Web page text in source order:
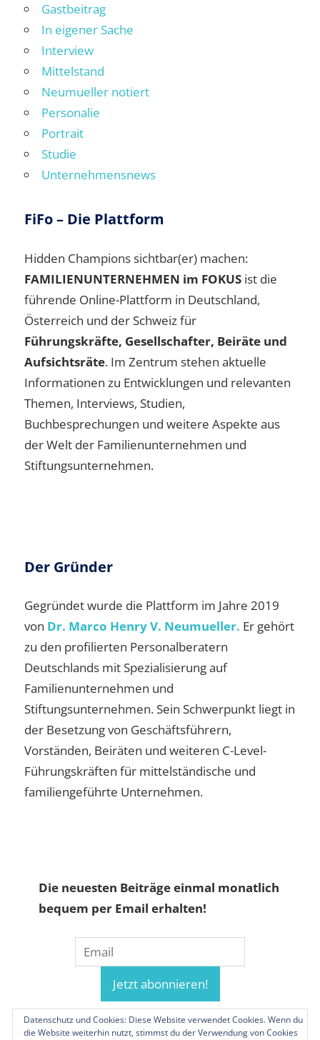
Gastbeitrag
In eigener Sache
Interview
Mittelstand
Neumueller notiert
Personalie
Portrait
Studie
Unternehmensnews
FiFo – Die Plattform
Hidden Champions sichtbar(er) machen:
FAMILIENUNTERNEHMEN im FOKUS ist die
führende Online-Plattform in Deutschland,
Österreich und der Schweiz für
Führungskräfte, Gesellschafter, Beiräte und
Aufsichtsräte. Im Zentrum stehen aktuelle
Informationen zu Entwicklungen und relevanten
Themen, Interviews, Studien,
Buchbesprechungen und weitere Aspekte aus
der Welt der Familienunternehmen und
Stiftungsunternehmen.
Der Gründer
Gegründet wurde die Plattform im Jahre 2019
von Dr. Marco Henry V. Neumueller. Er gehört
zu den profilierten Personalberatern
Deutschlands mit Spezialisierung auf
Familienunternehmen und
Stiftungsunternehmen. Sein Schwerpunkt liegt in
der Besetzung von Geschäftsführern,
Vorständen, Beiräten und weiteren C-Level-
Führungskräften für mittelständische und
familiengeführte Unternehmen.
Die neuesten Beiträge einmal monatlich
bequem per Email erhalten!
Datenschutz und Cookies: Diese Website verwendet Cookies. Wenn du
die Website weiterhin nutzt, stimmst du der Verwendung von Cookies